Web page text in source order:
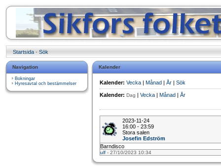
Startsida · Sök
Navigation
Bokningar
Hyresavtal och bestämmelser
Kalender
Kalender: Vecka | Månad | År | Sök
Kalender: Dag | Vecka | Månad | År
2023-11-24
16:00 - 23:59
Stora salen
Josefin Edström
Barndisco
ulf - 27/10/2023 10:34